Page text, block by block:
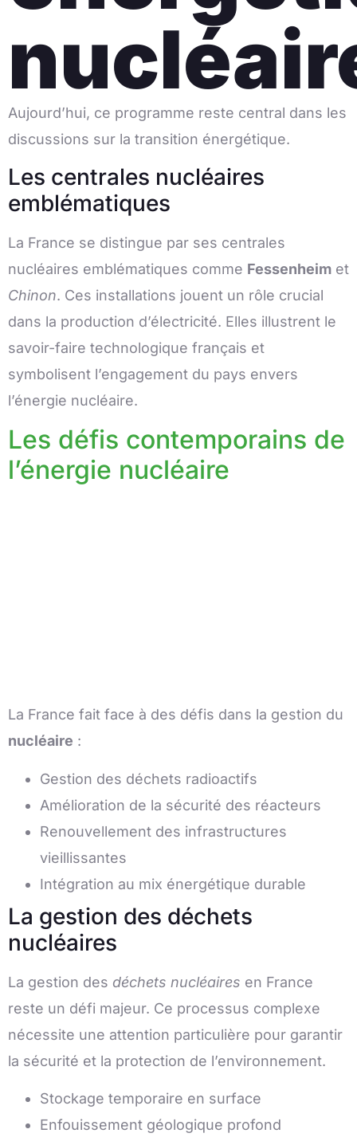
Aujourd’hui, ce programme reste central dans les
discussions sur la transition énergétique.
Les centrales nucléaires
emblématiques
La France se distingue par ses centrales
nucléaires emblématiques comme Fessenheim et
Chinon. Ces installations jouent un rôle crucial
dans la production d’électricité. Elles illustrent le
savoir-faire technologique français et
symbolisent l’engagement du pays envers
l’énergie nucléaire.
Les défis contemporains de
l’énergie nucléaire
La France fait face à des défis dans la gestion du
nucléaire :
Gestion des déchets radioactifs
Amélioration de la sécurité des réacteurs
Renouvellement des infrastructures
vieillissantes
Intégration au mix énergétique durable
La gestion des déchets
nucléaires
La gestion des déchets nucléaires en France
reste un défi majeur. Ce processus complexe
nécessite une attention particulière pour garantir
la sécurité et la protection de l’environnement.
Stockage temporaire en surface
Enfouissement géologique profond